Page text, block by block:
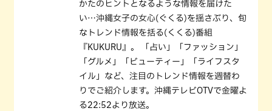
かたのヒントとなるような情報を届けた
い…沖縄女子の女心(ぐくる)を揺さぶり、旬
なトレンド情報を括る(くくる)番組
『KUKURU』。 「占い」「ファッション」
「グルメ」「ビューティー」「ライフスタ
イル」など、注目のトレンド情報を週替わ
りでご紹介します。沖縄テレビOTVで金曜よ
る22:52より放送。